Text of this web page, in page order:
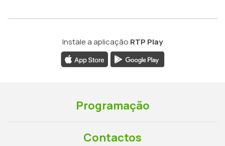
Instale a aplicação RTP Play
Programação
Contactos